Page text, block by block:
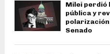
Milei perdió
pública y
Senado